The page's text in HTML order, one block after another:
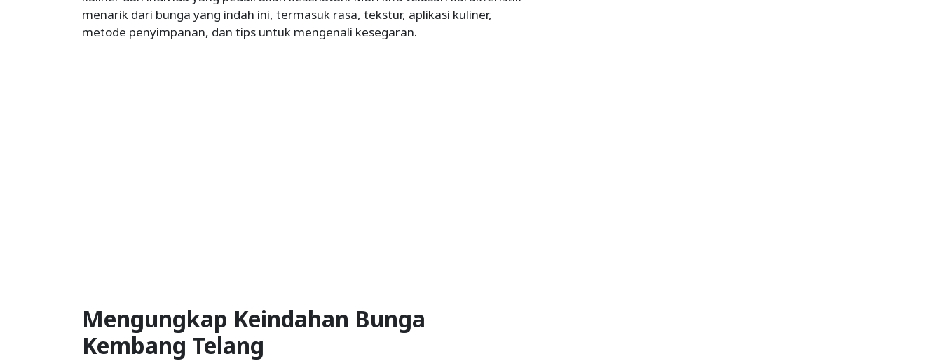
menarik dari bunga yang indah ini, termasuk rasa, tekstur, aplikasi kuliner,
metode penyimpanan, dan tips untuk mengenali kesegaran.
Mengungkap Keindahan Bunga
Kembang Telang